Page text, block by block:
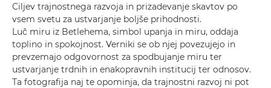
Ciljev trajnostnega razvoja in prizadevanje skavtov po
vsem svetu za ustvarjanje boljše prihodnosti.
Luč miru iz Betlehema, simbol upanja in miru, oddaja
toplino in spokojnost. Verniki se ob njej povezujejo in
prevzemajo odgovornost za spodbujanje miru ter
ustvarjanje trdnih in enakopravnih institucij ter odnosov.
Ta fotografija naj te opominja, da trajnostni razvoj ni pot